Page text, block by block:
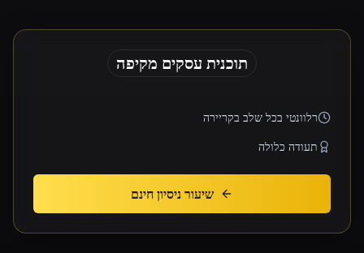
תוכנית עסקים מקיפה
רלוונטי בכל שלב בקריירה
תעודה כלולה
שיעור ניסיון חינם